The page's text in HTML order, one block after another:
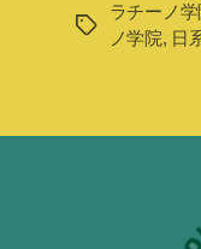
タ
ラチーノ学
ノ学院, 日